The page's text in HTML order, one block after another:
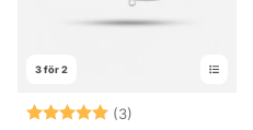
3 för 2
Betyg: (3)